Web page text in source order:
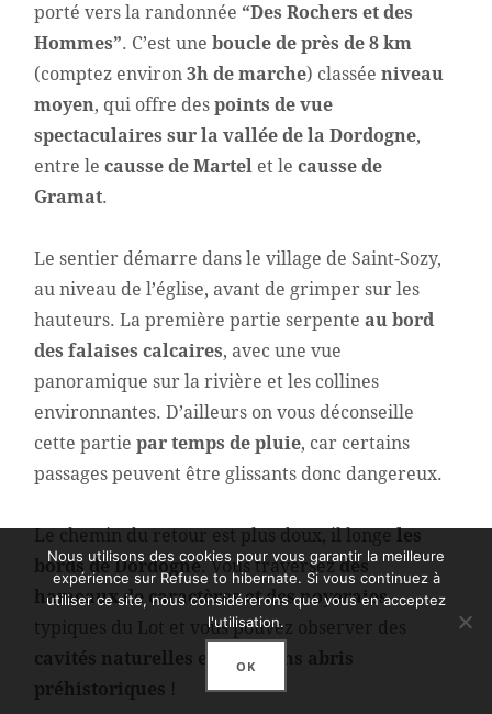
porté vers la randonnée “Des Rochers et des
Hommes”. C’est uneboucle de près de 8 km
(comptez environ3h de marche) classéeniveau
moyen, qui offre despoints de vue
spectaculaires sur la vallée de la Dordogne,
entre lecausse de Martel et lecausse de
Gramat.
Le sentier démarre dans le village de Saint-Sozy,
au niveau de l’église, avant de grimper sur les
hauteurs. La première partie serpenteau bord
des falaises calcaires, avec une vue
panoramique sur la rivière et les collines
environnantes. D’ailleurs on vous déconseille
cette partiepar temps de pluie, car certains
passages peuvent être glissants donc dangereux.
Le chemin du retour est plus doux, il longeles
bords de Dordogne. Vous traversezdes
hameaux de caractères et des noyeraies
typiques du Lot et vous pouvez observer des
cavités naturelles et d’anciens abris
préhistoriques !
Nous utilisons des cookies pour vous garantir la meilleure
expérience sur Refuse to hibernate. Si vous continuez à
utiliser ce site, nous considérerons que vous en acceptez
l'utilisation.
OK